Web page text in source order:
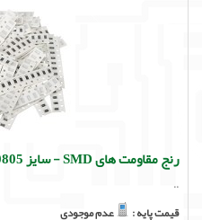
رنج مقاومت های SMD - سایز 0805 - 135 رنج - بسته 10 تایی
..
قیمت پایه :
عدم موجودی